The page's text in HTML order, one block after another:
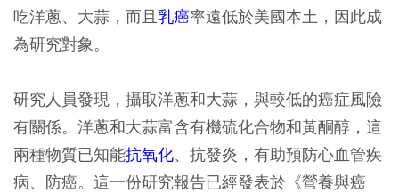
吃洋蔥、大蒜，而且乳癌率遠低於美國本土，因此成
為研究對象。
研究人員發現，攝取洋蔥和大蒜，與較低的癌症風險
有關係。洋蔥和大蒜富含有機硫化合物和黃酮醇，這
兩種物質已知能抗氧化、抗發炎，有助預防心血管疾
病、防癌。這一份研究報告已經發表於《營養與癌